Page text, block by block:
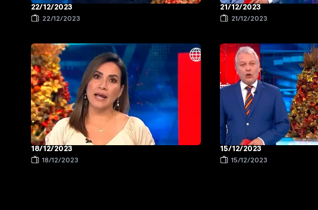
22/12/2023
22/12/2023
21/12/2023
21/12/2023
18/12/2023
18/12/2023
15/12/2023
15/12/2023